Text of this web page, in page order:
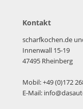
Kontakt
scharfkochen.de
Innenwall 15-19
47495 Rheinberg
Mobil: +49 (0)172
E-Mail: